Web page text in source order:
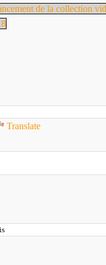
de la collection
Translate